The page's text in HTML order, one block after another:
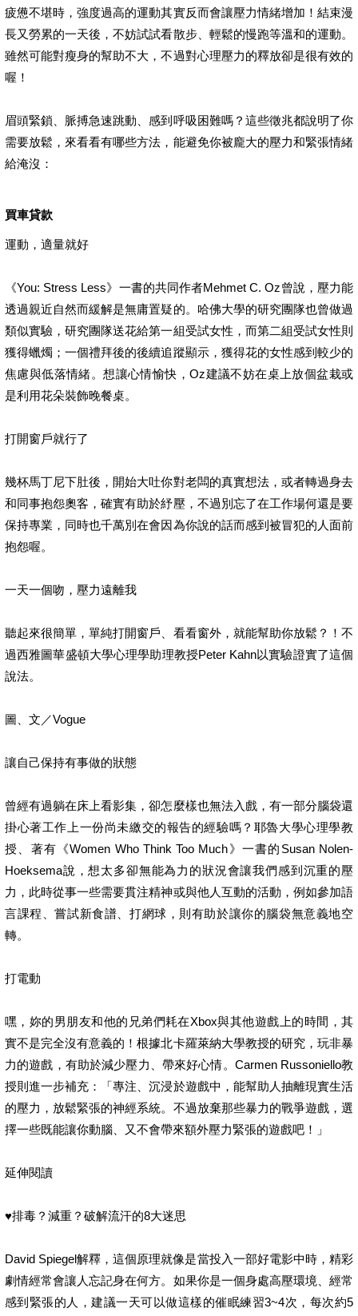
疲憊不堪時，強度過高的運動其實反而會讓壓力情緒增加！結束漫
長又勞累的一天後，不妨試試看散步、輕鬆的慢跑等溫和的運動。
雖然可能對瘦身的幫助不大，不過對心理壓力的釋放卻是很有效的
喔！
眉頭緊鎖、脈搏急速跳動、感到呼吸困難嗎？這些徵兆都說明了你
需要放鬆，來看看有哪些方法，能避免你被龐大的壓力和緊張情緒
給淹沒：
買車貸款
運動，適量就好
《You: Stress Less》一書的共同作者Mehmet C. Oz曾說，壓力能
透過親近自然而緩解是無庸置疑的。哈佛大學的研究團隊也曾做過
類似實驗，研究團隊送花給第一組受試女性，而第二組受試女性則
獲得蠟燭；一個禮拜後的後續追蹤顯示，獲得花的女性感到較少的
焦慮與低落情緒。想讓心情愉快，Oz建議不妨在桌上放個盆栽或
是利用花朵裝飾晚餐桌。
打開窗戶就行了
幾杯馬丁尼下肚後，開始大吐你對老闆的真實想法，或者轉過身去
和同事抱怨奧客，確實有助於紓壓，不過別忘了在工作場何還是要
保持專業，同時也千萬別在會因為你說的話而感到被冒犯的人面前
抱怨喔。
一天一個吻，壓力遠離我
聽起來很簡單，單純打開窗戶、看看窗外，就能幫助你放鬆？！不
過西雅圖華盛頓大學心理學助理教授Peter Kahn以實驗證實了這個
說法。
圖、文／Vogue
讓自己保持有事做的狀態
曾經有過躺在床上看影集，卻怎麼樣也無法入戲，有一部分腦袋還
掛心著工作上一份尚未繳交的報告的經驗嗎？耶魯大學心理學教
授、著有《Women Who Think Too Much》一書的Susan Nolen-
Hoeksema說，想太多卻無能為力的狀況會讓我們感到沉重的壓
力，此時從事一些需要貫注精神或與他人互動的活動，例如參加語
言課程、嘗試新食譜、打網球，則有助於讓你的腦袋無意義地空
轉。
打電動
嘿，妳的男朋友和他的兄弟們耗在Xbox與其他遊戲上的時間，其
實不是完全沒有意義的！根據北卡羅萊納大學教授的研究，玩非暴
力的遊戲，有助於減少壓力、帶來好心情。Carmen Russoniello教
授則進一步補充：「專注、沉浸於遊戲中，能幫助人抽離現實生活
的壓力，放鬆緊張的神經系統。不過放棄那些暴力的戰爭遊戲，選
擇一些既能讓你動腦、又不會帶來額外壓力緊張的遊戲吧！」
延伸閱讀
♥排毒？減重？破解流汗的8大迷思
David Spiegel解釋，這個原理就像是當投入一部好電影中時，精彩
劇情經常會讓人忘記身在何方。如果你是一個身處高壓環境、經常
感到緊張的人，建議一天可以做這樣的催眠練習3~4次，每次約5